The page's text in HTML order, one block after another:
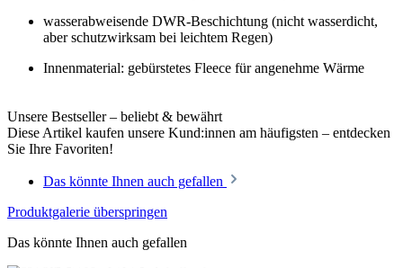
wasserabweisende DWR-Beschichtung (nicht wasserdicht,
aber schutzwirksam bei leichtem Regen)
Innenmaterial: gebürstetes Fleece für angenehme Wärme
Unsere Bestseller – beliebt & bewährt
Diese Artikel kaufen unsere Kund:innen am häufigsten – entdecken
Sie Ihre Favoriten!
Das könnte Ihnen auch gefallen
Produktgalerie überspringen
Das könnte Ihnen auch gefallen